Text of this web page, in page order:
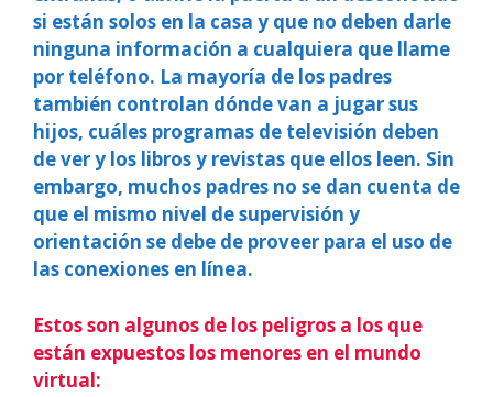
si están solos en la casa y que no deben darle
ninguna información a cualquiera que llame
por teléfono. La mayoría de los padres
también controlan dónde van a jugar sus
hijos, cuáles programas de televisión deben
de ver y los libros y revistas que ellos leen. Sin
embargo, muchos padres no se dan cuenta de
que el mismo nivel de supervisión y
orientación se debe de proveer para el uso de
las conexiones en línea.
Estos son algunos de los peligros a los que
están expuestos los menores en el mundo
virtual: